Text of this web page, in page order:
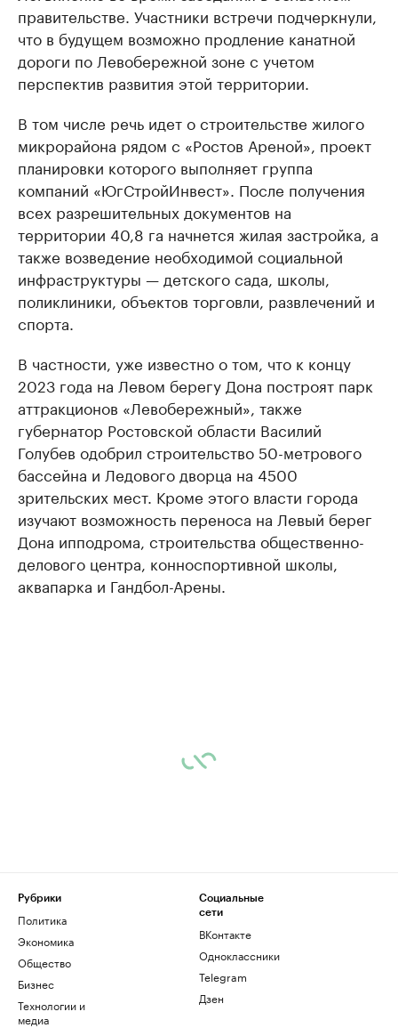
правительстве. Участники встречи подчеркнули,
что в будущем возможно продление канатной
дороги по Левобережной зоне с учетом
перспектив развития этой территории.
В том числе речь идет о строительстве жилого
микрорайона рядом с «Ростов Ареной», проект
планировки которого выполняет группа
компаний «ЮгСтройИнвест». После получения
всех разрешительных документов на
территории 40,8 га начнется жилая застройка, а
также возведение необходимой социальной
инфраструктуры — детского сада, школы,
поликлиники, объектов торговли, развлечений и
спорта.
В частности, уже известно о том, что к концу
2023 года на Левом берегу Дона построят парк
аттракционов «Левобережный», также
губернатор Ростовской области Василий
Голубев одобрил строительство 50-метрового
бассейна и Ледового дворца на 4500
зрительских мест. Кроме этого власти города
изучают возможность переноса на Левый берег
Дона ипподрома, строительства общественно-
делового центра, конноспортивной школы,
аквапарка и Гандбол-Арены.
Рубрики
Политика
Экономика
Общество
Бизнес
Технологии и
медиа
Социальные
сети
ВКонтакте
Одноклассники
Telegram
Дзен